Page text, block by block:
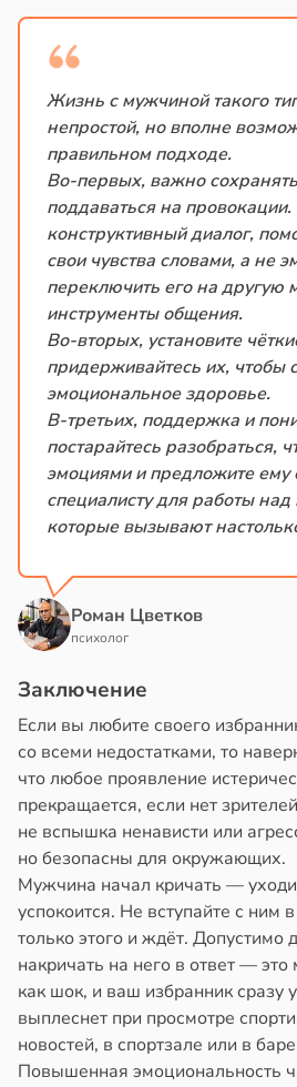
Жизнь с мужчиной такого
непростой, но вполне
правильном подходе.
Во-первых, важно
поддаваться на
конструктивный диалог,
свои чувства словами, а не
переключить его на другую
инструменты общения.
Во-вторых, установите
придерживайтесь их, чтобы
эмоциональное здоровье.
В-третьих, поддержка и
постарайтесь разобраться,
эмоциями и предложите ему
специалисту для работы
которые вызывают
Роман Цветков
психолог
Заключение
Если вы любите своего
со всеми недостатками, то
что любое проявление
прекращается, если нет
не вспышка ненависти или
но безопасны для окружающих.
Мужчина начал кричать —
успокоится. Не вступайте с ним
только этого и ждёт. Допустимо
накричать на него в ответ —
как шок, и ваш избранник сразу
выплеснет при просмотре
новостей, в спортзале или в
Повышенная эмоциональность